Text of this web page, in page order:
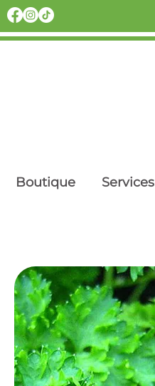
Boutique Services